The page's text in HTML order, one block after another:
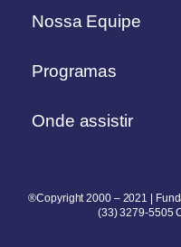
Nossa Equipe
Programas
Onde assistir
®Copyright 2000 – 2021 |
(33) 3279-5505